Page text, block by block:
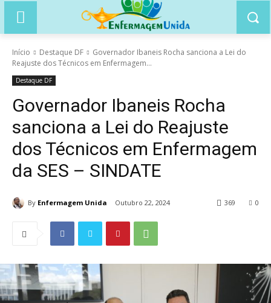
Início Destaque DF
Governador Ibaneis Rocha sanciona a Lei do
Reajuste dos Técnicos em Enfermagem...
Destaque DF
Governador Ibaneis Rocha
sanciona a Lei do Reajuste
dos Técnicos em Enfermagem
da SES – SINDATE
By Enfermagem Unida Outubro 22, 2024 0
369